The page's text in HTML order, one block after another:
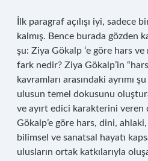
İlk paragraf açılışı iyi,
kalmış. Bence burada gözden
şu: Ziya Gökalp ‘e göre hars
fark nedir? Ziya Gökalp’in
kavramları arasındaki ayrımı
ulusun temel dokusunu
ve ayırt edici karakterini veren
Gökalp’e göre hars, dini,
bilimsel ve sanatsal hayatı
ulusların ortak katkılarıyla